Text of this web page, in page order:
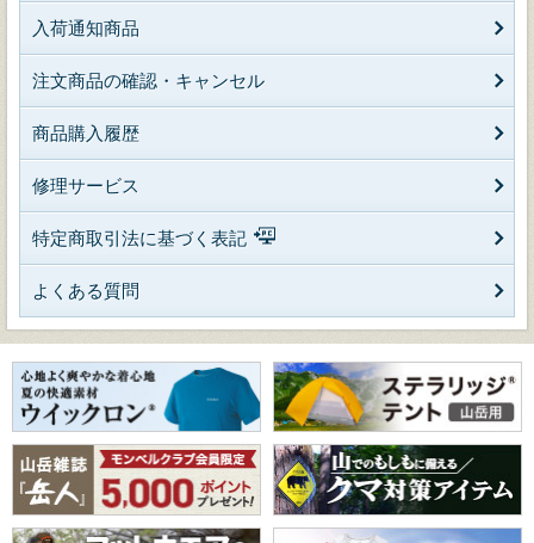
入荷通知商品
注文商品の確認・キャンセル
商品購入履歴
修理サービス
特定商取引法に基づく表記
よくある質問